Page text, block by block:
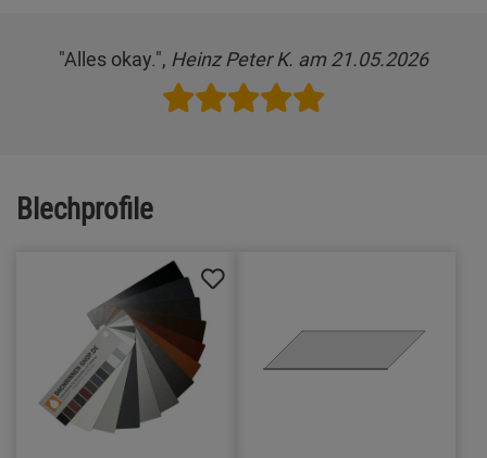
"Alles okay.", Heinz Peter K. am 21.05.2026
Blechprofile